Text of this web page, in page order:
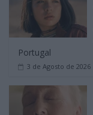
Portugal
3 de Agosto de 2026